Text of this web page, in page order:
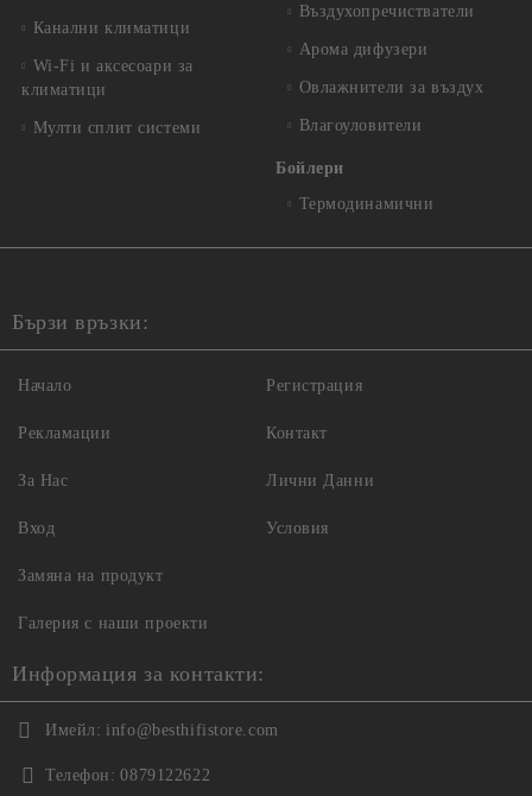
Канални климатици
Wi-Fi и аксесоари за
климатици
Мулти сплит системи
Въздухопречистватели
Арома дифузери
Овлажнители за въздух
Влагоуловители
Бойлери
Термодинамични
Бързи връзки:
Начало
Рекламации
За Нас
Вход
Регистрация
Контакт
Лични Данни
Условия
Замяна на продукт
Галерия с наши проекти
Информация за контакти:
Имейл: info@besthifistore.com
Телефон: 0879122622